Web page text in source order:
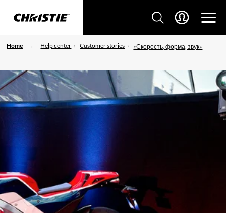
Home Help center Customer stories «Скорость, форма, звук»